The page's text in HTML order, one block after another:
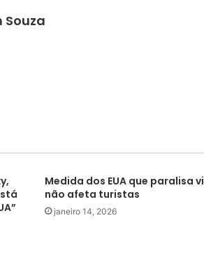
Medida dos EUA que paralisa
não afeta turistas
janeiro 14, 2026